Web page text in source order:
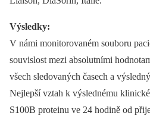
Výsledky:
V námi monitorovaném souboru
souvislost mezi absolutními
všech sledovaných časech a
Nejlepší vztah k výslednému
S100B proteinu ve 24 hodině od